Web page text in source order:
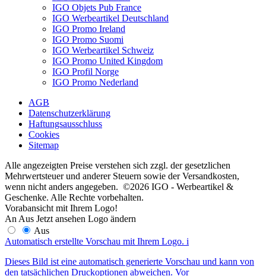
IGO Objets Pub France
IGO Werbeartikel Deutschland
IGO Promo Ireland
IGO Promo Suomi
IGO Werbeartikel Schweiz
IGO Promo United Kingdom
IGO Profil Norge
IGO Promo Nederland
AGB
Datenschutzerklärung
Haftungsausschluss
Cookies
Sitemap
Alle angezeigten Preise verstehen sich zzgl. der gesetzlichen
Mehrwertsteuer und anderer Steuern sowie der Versandkosten,
wenn nicht anders angegeben. ©2026 IGO - Werbeartikel &
Geschenke. Alle Rechte vorbehalten.
Vorabansicht mit Ihrem Logo!
AnAus Jetzt ansehen Logo ändern
Aus
Automatisch erstellte Vorschau mit Ihrem Logo. i
Dieses Bild ist eine automatisch generierte Vorschau und kann von
den tatsächlichen Druckoptionen abweichen. Vor